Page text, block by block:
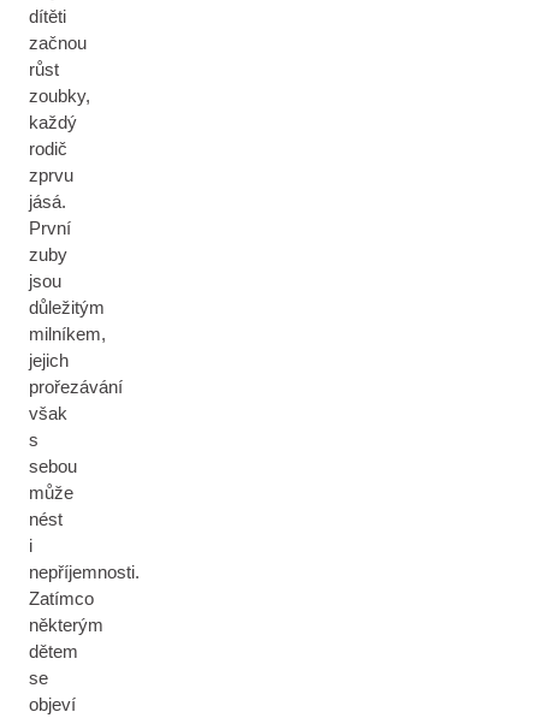
dítěti
začnou
růst
zoubky,
každý
rodič
zprvu
jásá.
První
zuby
jsou
důležitým
milníkem,
jejich
prořezávání
však
s
sebou
může
nést
i
nepříjemnosti.
Zatímco
některým
dětem
se
objeví